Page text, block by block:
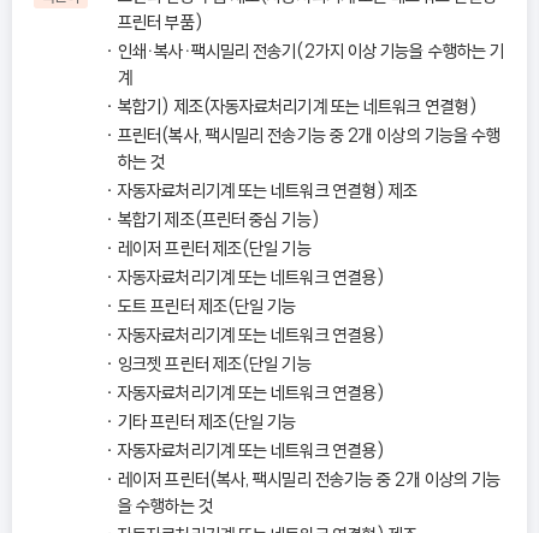
프린터 부품)
인쇄ㆍ복사ㆍ팩시밀리 전송기(2가지 이상 기능을 수행하는 기
계
복합기) 제조(자동자료처리기계 또는 네트워크 연결형)
프린터(복사, 팩시밀리 전송기능 중 2개 이상의 기능을 수행
하는 것
자동자료처리기계 또는 네트워크 연결형) 제조
복합기 제조(프린터 중심 기능)
레이저 프린터 제조(단일 기능
자동자료처리기계 또는 네트워크 연결용)
도트 프린터 제조(단일 기능
자동자료처리기계 또는 네트워크 연결용)
잉크젯 프린터 제조(단일 기능
자동자료처리기계 또는 네트워크 연결용)
기타 프린터 제조(단일 기능
자동자료처리기계 또는 네트워크 연결용)
레이저 프린터(복사, 팩시밀리 전송기능 중 2개 이상의 기능
을 수행하는 것